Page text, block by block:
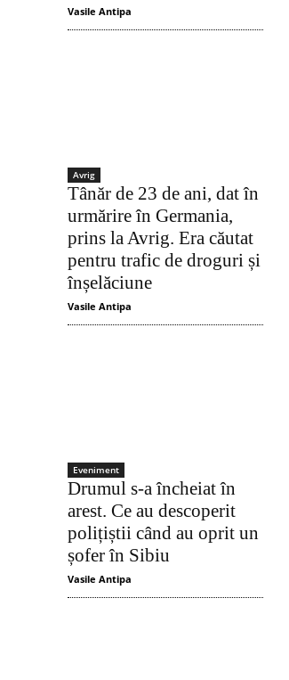
Vasile Antipa
Avrig
Tânăr de 23 de ani, dat în
urmărire în Germania,
prins la Avrig. Era căutat
pentru trafic de droguri și
înșelăciune
Vasile Antipa
Eveniment
Drumul s-a încheiat în
arest. Ce au descoperit
polițiștii când au oprit un
șofer în Sibiu
Vasile Antipa